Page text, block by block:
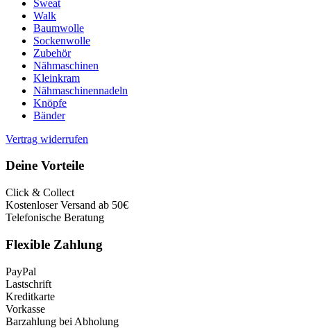
Sweat
Walk
Baumwolle
Sockenwolle
Zubehör
Nähmaschinen
Kleinkram
Nähmaschinennadeln
Knöpfe
Bänder
Vertrag widerrufen
Deine Vorteile
Click & Collect
Kostenloser Versand ab 50€
Telefonische Beratung
Flexible Zahlung
PayPal
Lastschrift
Kreditkarte
Vorkasse
Barzahlung bei Abholung